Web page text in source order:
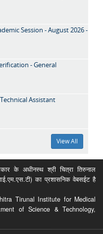
Session - August 2026 -
- General
Assistant
View All
के अधीनस्थ श्री चित्रा तिरुनाल
का प्रशासनिक वेबसईट है
Tirunal Institute for Medical
of Science & Technology,